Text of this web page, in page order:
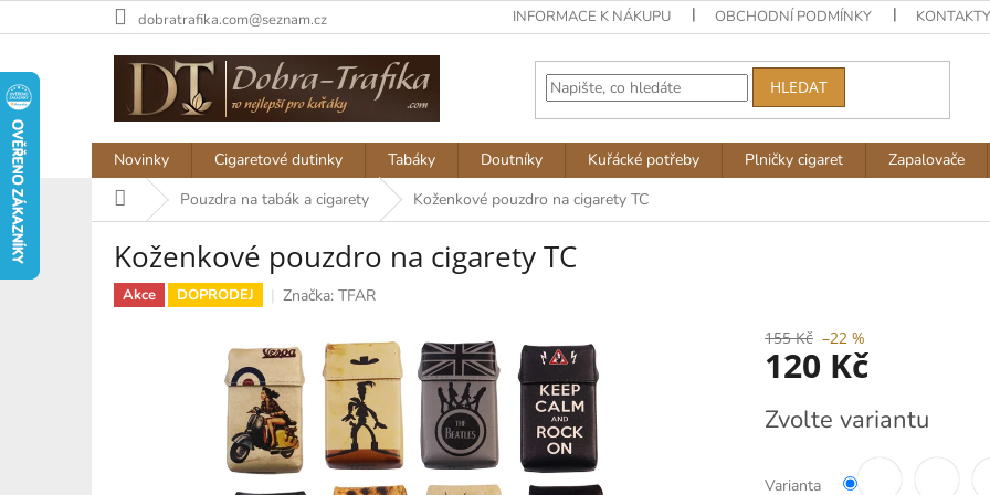
na
dobratrafika.com@seznam.cz INFORMACE K NÁKUPU OBCHODNÍ PODMÍNKY KONTAKTY
HLEDAT
Novinky Cigaretové dutinky Tabáky Doutníky Kuřácké potřeby Plničky cigaret Zapalovače
Domů Pouzdra na tabák a cigarety Koženkové pouzdro na cigarety TC
Koženkové pouzdro na cigarety TC
Akce DOPRODEJ Značka: TFAR
155 Kč –22 %
120 Kč
cena:
Zvolte variantu
Varianta